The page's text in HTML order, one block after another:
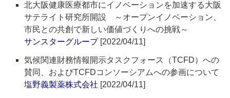
北大阪健康医療都市にイノベーションを加速する大阪
サテライト研究所開設 ～オープンイノベーション、
市民との共創で新しい価値づくりへの挑戦～
サンスターグループ[2022/04/11]
気候関連財務情報開示タスクフォース（TCFD）への
賛同、およびTCFDコンソーシアムへの参画について
塩野義製薬株式会社 [2022/04/11]